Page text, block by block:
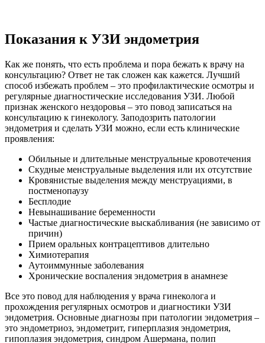
Показания к УЗИ эндометрия
Как же понять, что есть проблема и пора бежать к врачу на
консультацию? Ответ не так сложен как кажется. Лучший
способ избежать проблем – это профилактические осмотры и
регулярные диагностические исследования УЗИ. Любой
признак женского нездоровья – это повод записаться на
консультацию к гинекологу. Заподозрить патологии
эндометрия и сделать УЗИ можно, если есть клинические
проявления:
Обильные и длительные менструальные кровотечения
Скудные менструальные выделения или их отсутствие
Кровянистые выделения между менструациями, в
постменопаузу
Бесплодие
Невынашивание беременности
Частые диагностические выскабливания (не зависимо от
причин)
Прием оральных контрацептивов длительно
Химиотерапия
Аутоиммунные заболевания
Хронические воспаления эндометрия в анамнезе
Все это повод для наблюдения у врача гинеколога и
прохождения регулярных осмотров и диагностики УЗИ
эндометрия. Основные диагнозы при патологии эндометрия –
это эндометриоз, эндометрит, гиперплазия эндометрия,
гипоплазия эндометрия, синдром Ашермана, полип